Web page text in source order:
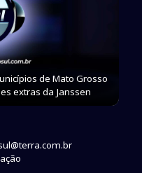
de Mato Grosso
extras da Janssen